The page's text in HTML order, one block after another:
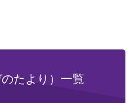
たより）一覧